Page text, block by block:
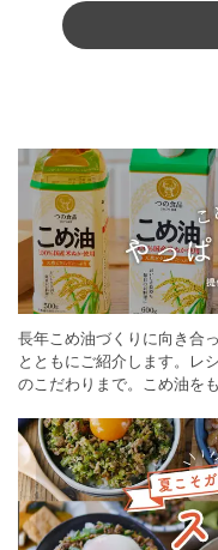
長年こめ油づくりに向き合
とともにご紹介します。レ
のこだわりまで。こめ油を